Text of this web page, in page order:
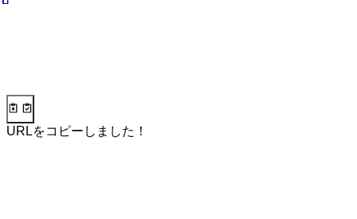
URLをコピーしました！